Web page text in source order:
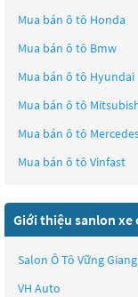
Mua bán ô tô Honda
Mua bán ô tô Bmw
Mua bán ô tô Hyundai
Mua bán ô tô
Mua bán ô tô
Mua bán ô tô Vinfast
Giới thiệu sanlon xe
Salon Ô Tô Vững Giang
VH Auto